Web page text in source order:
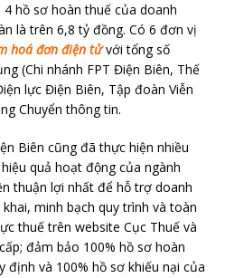
hồ sơ hoàn thuế của doanh
là trên 6,8 tỷ đồng. Có 6 đơn vị
hoá đơn điện tửvới tổng số
(Chi nhánh FPT Điện Biên, Thế
lực Điện Biên, Tập đoàn Viễn
Chuyển thông tin.
Biên cũng đã thực hiện nhiều
quả hoạt động của ngành
thuận lợi nhất để hỗ trợ doanh
minh bạch quy trình và toàn
thuế trên website Cục Thuế và
đảm bảo 100% hồ sơ hoàn
và 100% hồ sơ khiếu nại của